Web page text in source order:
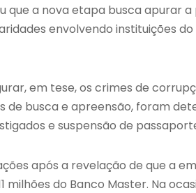
que a nova etapa busca apurar a
envolvendo instituições
em tese, os crimes de
de busca e apreensão, foram
e suspensão de
após a revelação de que a
do Banco Master. Na